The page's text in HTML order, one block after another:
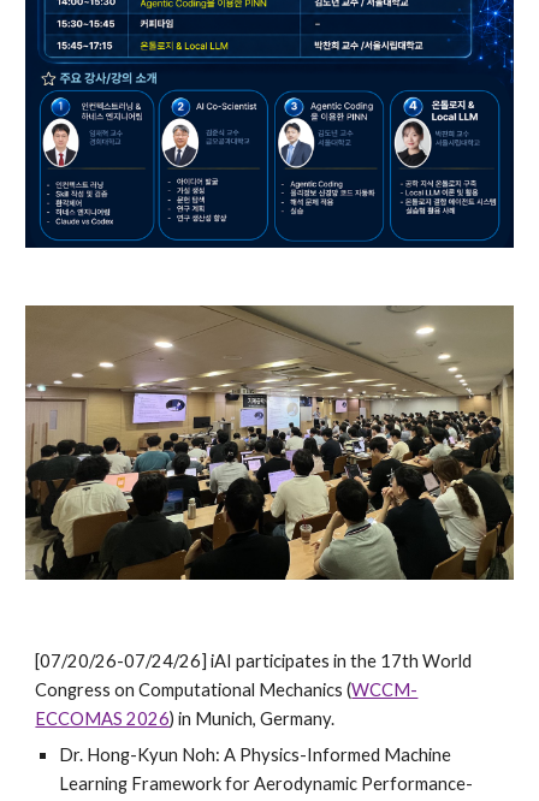
[07/20/26-07/24/26] iAI participates in the 17th World
Congress on Computational Mechanics (WCCM-
ECCOMAS 2026) in Munich, Germany.
Dr. Hong-Kyun Noh: A Physics-Informed Machine
Learning Framework for Aerodynamic Performance-